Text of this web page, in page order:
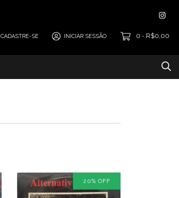
CADASTRE-SE INICIAR SESSÃO 0 - R$0,00
20% OFF